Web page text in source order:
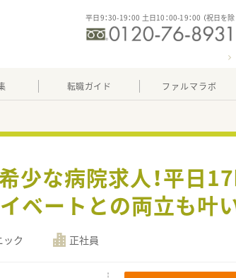
平日9：30-19：00 土日10：00-19：00 （祝日を除
転職ガイド ファルマラボ
少な病院求人！平日
ベートとの両立も叶い
ック 正社員